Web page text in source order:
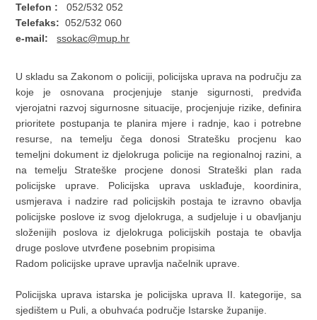
Telefon :
052/532 052
Telefaks: 052/532 060
e-mail:ssokac@mup.hr
U skladu sa Zakonom o policiji, policijska uprava na području za
koje je osnovana procjenjuje stanje sigurnosti, predviđa
vjerojatni razvoj sigurnosne situacije, procjenjuje rizike, definira
prioritete postupanja te planira mjere i radnje, kao i potrebne
resurse, na temelju čega donosi Stratešku procjenu kao
temeljni dokument iz djelokruga policije na regionalnoj razini, a
na temelju Strateške procjene donosi Strateški plan rada
policijske uprave. Policijska uprava usklađuje, koordinira,
usmjerava i nadzire rad policijskih postaja te izravno obavlja
policijske poslove iz svog djelokruga, a sudjeluje i u obavljanju
složenijih poslova iz djelokruga policijskih postaja te obavlja
druge poslove utvrđene posebnim propisima
Radom policijske uprave upravlja načelnik uprave.
Policijska uprava istarska je policijska uprava II. kategorije, sa
sjedištem u Puli, a obuhvaća područje Istarske županije.